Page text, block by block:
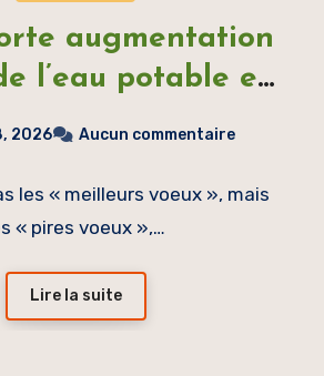
augmentation
l’eau potable en
2026 Aucun commentaire
les « meilleurs voeux », mais
« pires voeux »,…
Lire la suite